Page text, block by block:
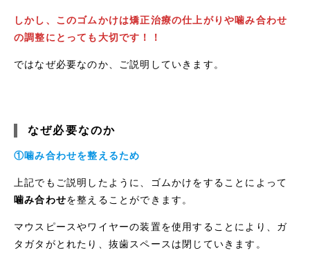
しかし、このゴムかけは矯正治療の仕上がりや噛み合わせ
の調整にとっても大切です！！
ではなぜ必要なのか、ご説明していきます。
なぜ必要なのか
①噛み合わせを整えるため
上記でもご説明したように、ゴムかけをすることによって
噛み合わせを整えることができます。
マウスピースやワイヤーの装置を使用することにより、ガ
タガタがとれたり、抜歯スペースは閉じていきます。